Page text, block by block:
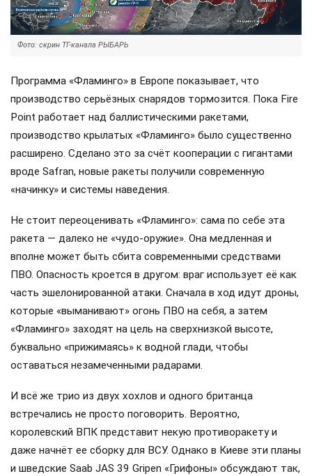
Фото: скрин ТГ-канала РЫБАРЬ
Программа «Фламинго» в Европе показывает, что
производство серьёзных снарядов тормозится. Пока Fire
Point работает над баллистическими ракетами,
производство крылатых «Фламинго» было существенно
расширено. Сделано это за счёт кооперации с гигантами
вроде Safran, новые ракеты получили современную
«начинку» и системы наведения.
Не стоит переоценивать «Фламинго»: сама по себе эта
ракета — далеко не «чудо-оружие». Она медленная и
вполне может быть сбита современными средствами
ПВО. Опасность кроется в другом: враг использует её как
часть эшелонированной атаки. Сначала в ход идут дроны,
которые «выманивают» огонь ПВО на себя, а затем
«Фламинго» заходят на цель на сверхнизкой высоте,
буквально «прижимаясь» к водной глади, чтобы
оставаться незамеченными радарами.
И всё же трио из двух хохлов и одного британца
встречались не просто поговорить. Вероятно,
королевский ВПК представит некую противоракету и
даже начнёт ее сборку для ВСУ. Однако в Киеве эти планы
и шведские Saab JAS 39 Gripen «Грифоны» обсуждают так,